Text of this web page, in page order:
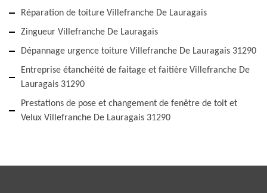
Réparation de toiture Villefranche De Lauragais
Zingueur Villefranche De Lauragais
Dépannage urgence toiture Villefranche De Lauragais 31290
Entreprise étanchéité de faitage et faitière Villefranche De
Lauragais 31290
Prestations de pose et changement de fenêtre de toit et
Velux Villefranche De Lauragais 31290